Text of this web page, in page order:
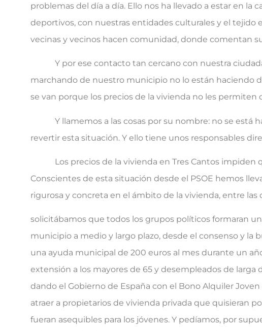
problemas del día a día. Ello nos ha llevado a estar en la
deportivos, con nuestras entidades culturales y el tejido
vecinas y vecinos hacen comunidad, donde comentan
Y por ese contacto tan cercano con nuestra
marchando de nuestro municipio no lo están haciendo
se van porque los precios de la vivienda no les permiten
Y llamemos a las cosas por su nombre: no se está
revertir esta situación. Y ello tiene unos responsables
Los precios de la vivienda en Tres Cantos impiden
Conscientes de esta situación desde el PSOE hemos
rigurosa y concreta en el ámbito de la vivienda, entre
solicitábamos que todos los grupos políticos formaran
municipio a medio y largo plazo, desde el consenso y la
una ayuda municipal de 200 euros al mes durante un
extensión a los mayores de 65 y desempleados de
dando el Gobierno de España con el Bono Alquiler
atraer a propietarios de vivienda privada que quisieran
fueran asequibles para los jóvenes. Y pedíamos, por